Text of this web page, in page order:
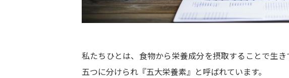
私たちひとは、食物から栄養成分を摂取することで生
五つに分けられ『五大栄養素』と呼ばれています。